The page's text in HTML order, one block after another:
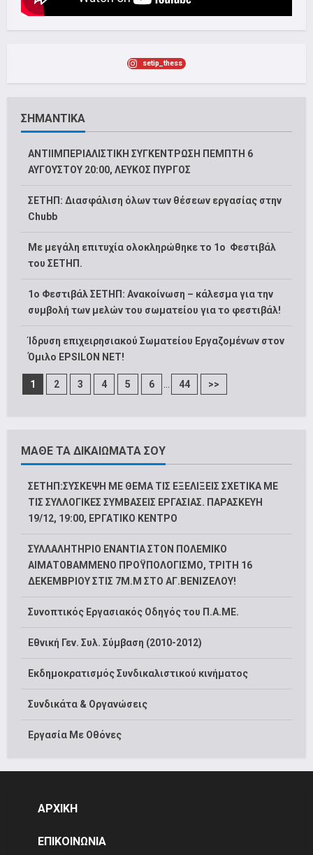
setip_thess
ΣΗΜΑΝΤΙΚΑ
ΑΝΤΙΙΜΠΕΡΙΑΛΙΣΤΙΚΗ ΣΥΓΚΕΝΤΡΩΣΗ ΠΕΜΠΤΗ 6
ΑΥΓΟΥΣΤΟΥ 20:00, ΛΕΥΚΟΣ ΠΥΡΓΟΣ
ΣΕΤΗΠ: Διασφάλιση όλων των θέσεων εργασίας στην
Chubb
Με μεγάλη επιτυχία ολοκληρώθηκε το 1ο Φεστιβάλ
του ΣΕΤΗΠ.
1o Φεστιβάλ ΣΕΤΗΠ: Ανακοίνωση – κάλεσμα για την
συμβολή των μελών του σωματείου για το φεστιβάλ!
Ίδρυση επιχειρησιακού Σωματείου Εργαζομένων στον
Όμιλο EPSILON NET!
1 2 3 4 5 6 ... 44 >>
ΜΑΘΕ ΤΑ ΔΙΚΑΙΩΜΑΤΑ ΣΟΥ
ΣΕΤΗΠ:ΣΥΣΚΕΨΗ ΜΕ ΘΕΜΑ ΤΙΣ ΕΞΕΛΙΞΕΙΣ ΣΧΕΤΙΚΑ ΜΕ
ΤΙΣ ΣΥΛΛΟΓΙΚΕΣ ΣΥΜΒΑΣΕΙΣ ΕΡΓΑΣΙΑΣ. ΠΑΡΑΣΚΕΥΗ
19/12, 19:00, ΕΡΓΑΤΙΚΟ ΚΕΝΤΡΟ
ΣΥΛΛΑΛΗΤΗΡΙΟ ΕΝΑΝΤΙΑ ΣΤΟΝ ΠΟΛΕΜΙΚΟ
ΑΙΜΑΤΟΒΑΜΜΕΝΟ ΠΡΟΫΠΟΛΟΓΙΣΜΟ, ΤΡΙΤΗ 16
ΔΕΚΕΜΒΡΙΟΥ ΣΤΙΣ 7Μ.Μ ΣΤΟ ΑΓ.ΒΕΝΙΖΕΛΟΥ!
Συνοπτικός Εργασιακός Οδηγός του Π.Α.ΜΕ.
Εθνική Γεν. Συλ. Σύμβαση (2010-2012)
Εκδημοκρατισμός Συνδικαλιστικού κινήματος
Συνδικάτα & Οργανώσεις
Εργασία Με Οθόνες
ΑΡΧΙΚΗ
ΕΠΙΚΟΙΝΩΝΙΑ